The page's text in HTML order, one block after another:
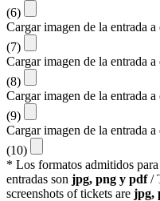
(6)
Cargar imagen de la entrada
(7)
Cargar imagen de la entrada
(8)
Cargar imagen de la entrada
(9)
Cargar imagen de la entrada
(10)
* Los formatos admitidos
entradas son jpg, png y pdf/
screenshots of tickets are jpg,